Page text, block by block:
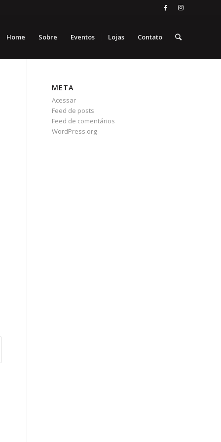
Home Sobre Eventos Lojas Contato
META
Acessar
Feed de posts
Feed de comentários
WordPress.org